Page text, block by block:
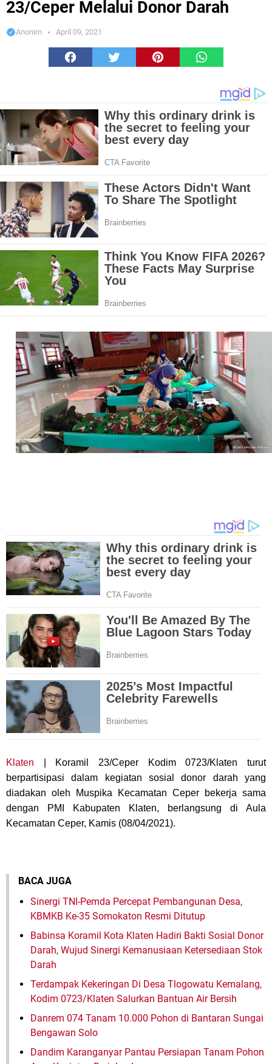
23/Ceper Melalui Donor Darah
Anonim April 09, 2021
Klaten | Koramil 23/Ceper Kodim 0723/Klaten turut
berpartisipasi dalam kegiatan sosial donor darah yang
diadakan oleh Muspika Kecamatan Ceper bekerja sama
dengan PMI Kabupaten Klaten, berlangsung di Aula
Kecamatan Ceper, Kamis (08/04/2021).
BACA JUGA
Sinergi TNI-Pemda Percepat Pembangunan Desa,
KBMKB Ke-35 Somokaton Resmi Ditutup
Babinsa Koramil Kota Klaten Hadiri Bakti Sosial Donor
Darah, Wujud Sinergi Kemanusiaan Ketersediaan Stok
Darah
Terdampak Kekeringan Di Desa Tlogowatu Kemalang,
Kodim 0723/Klaten Salurkan Bantuan Air Bersih
Danrem 074 Tanam 10.000 Pohon di Bantaran Sungai
Bengawan Solo
Dandim Karanganyar Pantau Persiapan Tanam Pohon